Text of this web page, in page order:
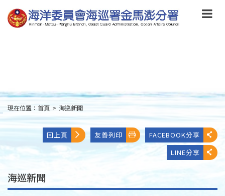
到
主
要
:::
現在位置： 首頁 > 海巡新聞
回上頁 友善列印
FACEBOOK分享
LINE分享
海巡新聞